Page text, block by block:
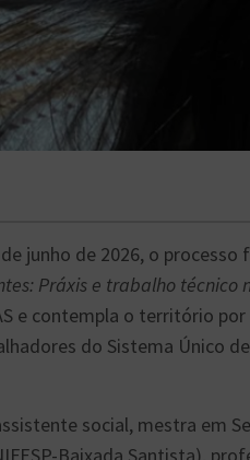
junho de 2026, o
Práxis e trabalho técnico
e contempla o território
do Sistema Único
social, mestra em